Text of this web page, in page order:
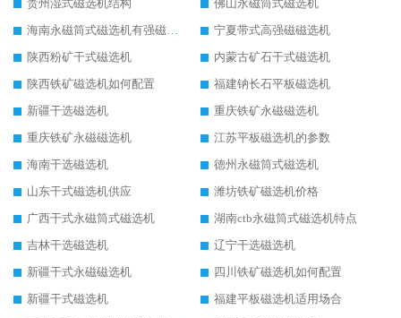
贵州湿式磁选机结构
佛山永磁筒式磁选机
海南永磁筒式磁选机有强磁的吗
宁夏带式高强磁磁选机
陕西粉矿干式磁选机
内蒙古矿石干式磁选机
陕西铁矿磁选机如何配置
福建钠长石平板磁选机
新疆干选磁选机
重庆铁矿永磁磁选机
重庆铁矿永磁磁选机
江苏平板磁选机的参数
海南干选磁选机
德州永磁筒式磁选机
山东干式磁选机供应
潍坊铁矿磁选机价格
广西干式永磁筒式磁选机
湖南ctb永磁筒式磁选机特点
吉林干选磁选机
辽宁干选磁选机
新疆干式永磁磁选机
四川铁矿磁选机如何配置
新疆干式磁选机
福建平板磁选机适用场合